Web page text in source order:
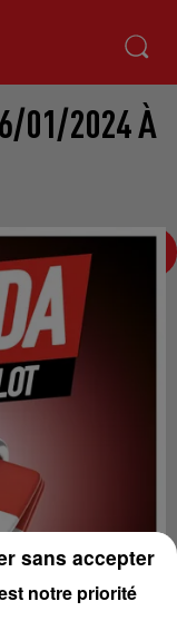
01/2024 À
notre priorité
sans accepter